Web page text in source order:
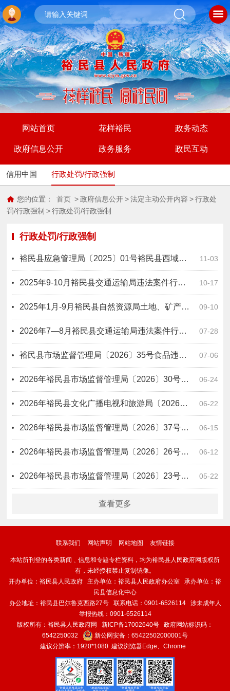
网站首页 花样裕民 政务动态
政府信息公开 政务服务 政民互动
信用中国 行政处罚/行政强制
您的位置： 首页 > 政府信息公开 > 法定主动公开内容 > 行政处
罚/行政强制 > 行政处罚/行政强制
行政处罚/行政强制
11-03
裕民县应急管理局〔2025〕01号裕民县西域明珠玉米种植专业合作社未建立有限空间管理台账案
10-17
2025年9-10月裕民县交通运输局违法案件行政处罚信息公开表
09-10
2025年1月-9月裕民县自然资源局土地、矿产违法案件行政处罚信息公开表
07-28
2026年7—8月裕民县交通运输局违法案件行政处罚信息公开表(1)
07-06
裕民县市场监督管理局〔2026〕35号食品违法案件行政处罚信息公开表
06-24
2026年裕民县市场监督管理局〔2026〕30号食品违法案件行政处罚信息公开表
06-22
2026年裕民县文化广播电视和旅游局〔2026〕2号出版物市场违法案件行政处罚信息公开表
06-15
2026年裕民县市场监督管理局〔2026〕37号医疗器械违法案件行政处罚信息公开表
06-12
2026年裕民县市场监督管理局〔2026〕26号食品违法案件行政处罚信息公开表
05-22
2026年裕民县市场监督管理局〔2026〕23号化妆品违法案件行政处罚信息公开表
查看更多
联系我们 网站声明 网站地图 友情链接
本站所刊登的各类新闻﹑信息和专题专栏资料，均为裕民县人民政府网版权所
有，未经授权禁止复制镜像。
开办单位：裕民县人民政府 主办单位：裕民县人民政府办公室 承办单位：裕
民县信息化中心
办公地址：裕民县巴尔鲁克西路27号 联系电话：0901-6526114 涉未成年人
举报热线：0901-6526114
版权所有：裕民县人民政府网 新ICP备17002640号 政府网站标识码：
6542250032
新公网安备： 65422502000001号
建议分辨率：1920*1080 建议浏览器Edge、Chrome